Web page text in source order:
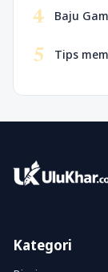
4 Baju
5 Tips
Kategori